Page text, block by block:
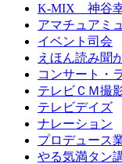
K-MIX 神谷
アマチュアミ
イベント司会
えほん読み聞
コンサート・
テレビＣＭ撮
テレビデイズ
ナレーション
プロデュース
やる気満タン